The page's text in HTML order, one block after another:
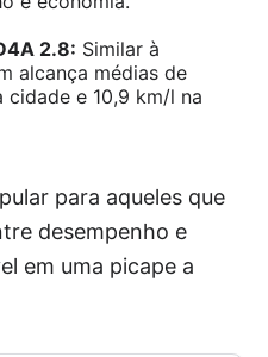
2.8: Similar à
alcança médias de
e 10,9 km/l na
para aqueles que
desempenho e
em uma picape a